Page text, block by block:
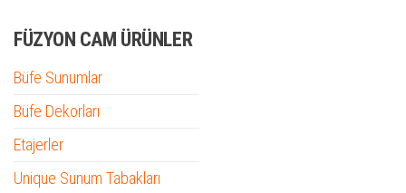
FÜZYON CAM ÜRÜNLER
Büfe Sunumlar
Büfe Dekorları
Etajerler
Unique Sunum Tabakları